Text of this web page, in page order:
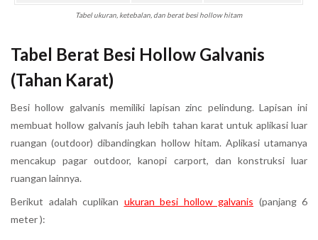
Tabel ukuran, ketebalan, dan berat besi hollow hitam
Tabel Berat Besi Hollow Galvanis
(Tahan Karat)
Besi hollow galvanis memiliki lapisan zinc pelindung. Lapisan ini
membuat hollow galvanis jauh lebih tahan karat untuk aplikasi luar
ruangan (outdoor) dibandingkan hollow hitam. Aplikasi utamanya
mencakup pagar outdoor, kanopi carport, dan konstruksi luar
ruangan lainnya.
Berikut adalah cuplikan ukuran besi hollow galvanis (panjang 6
meter ):